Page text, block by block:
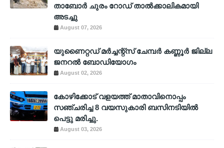
താബോർ ചുരം റോഡ് താൽക്കാലികമായി
അടച്ചു
August 07, 2026
യുണൈറ്റഡ് മർച്ചന്റ്സ് ചേമ്പർ കണ്ണൂർ ജില്ല
ജനറൽ ബോഡിയോഗം
August 02, 2026
കോഴിക്കോട് വളയത്ത് മാതാവിനൊപ്പം
സഞ്ചരിച്ച 8 വയസുകാരി ബസിനടിയിൽ
പെട്ടു മരിച്ചു.
August 03, 2026